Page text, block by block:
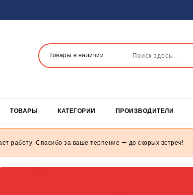
Товары в наличии
ТОВАРЫ КАТЕГОРИИ ПРОИЗВОДИТЕЛИ
работу. Спасибо за ваше терпение — до скорых встреч!